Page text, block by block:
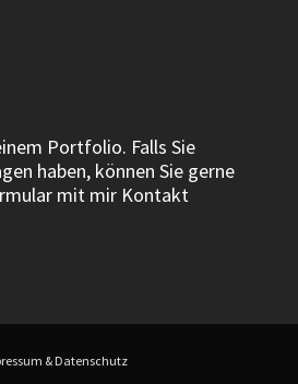
Portfolio. Falls Sie
haben, können Sie gerne
mit mir Kontakt
& Datenschutz